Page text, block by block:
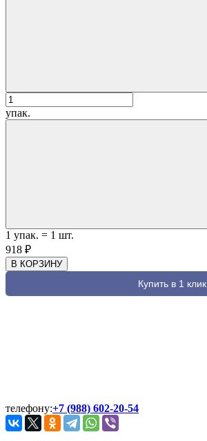
упак.
1 упак. = 1 шт.
918 ₽
В КОРЗИНУ
Купить в 1 клик
телефону:+7 (988) 602-20-54